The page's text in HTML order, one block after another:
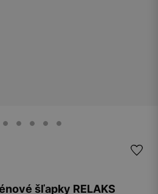
šľapky RELAKS